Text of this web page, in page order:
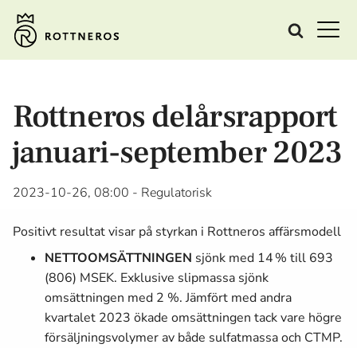
Rottneros delårsrapport
januari-september 2023
2023-10-26, 08:00 - Regulatorisk
Positivt resultat visar på styrkan i Rottneros affärsmodell
NETTOOMSÄTTNINGEN sjönk med 14 % till 693
(806) MSEK. Exklusive slipmassa­ sjönk
omsättningen med 2 %. Jämfört med andra
kvartalet 2023 ökade omsättningen tack vare högre
försäljningsvolymer av både sulfatmassa­ och CTMP.